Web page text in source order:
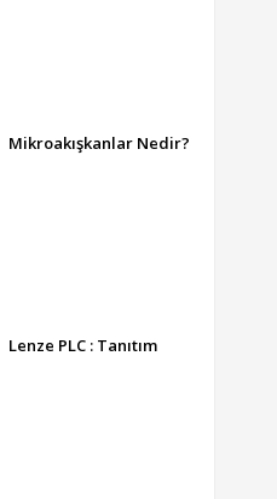
Mikroakışkanlar Nedir?
Lenze PLC : Tanıtım